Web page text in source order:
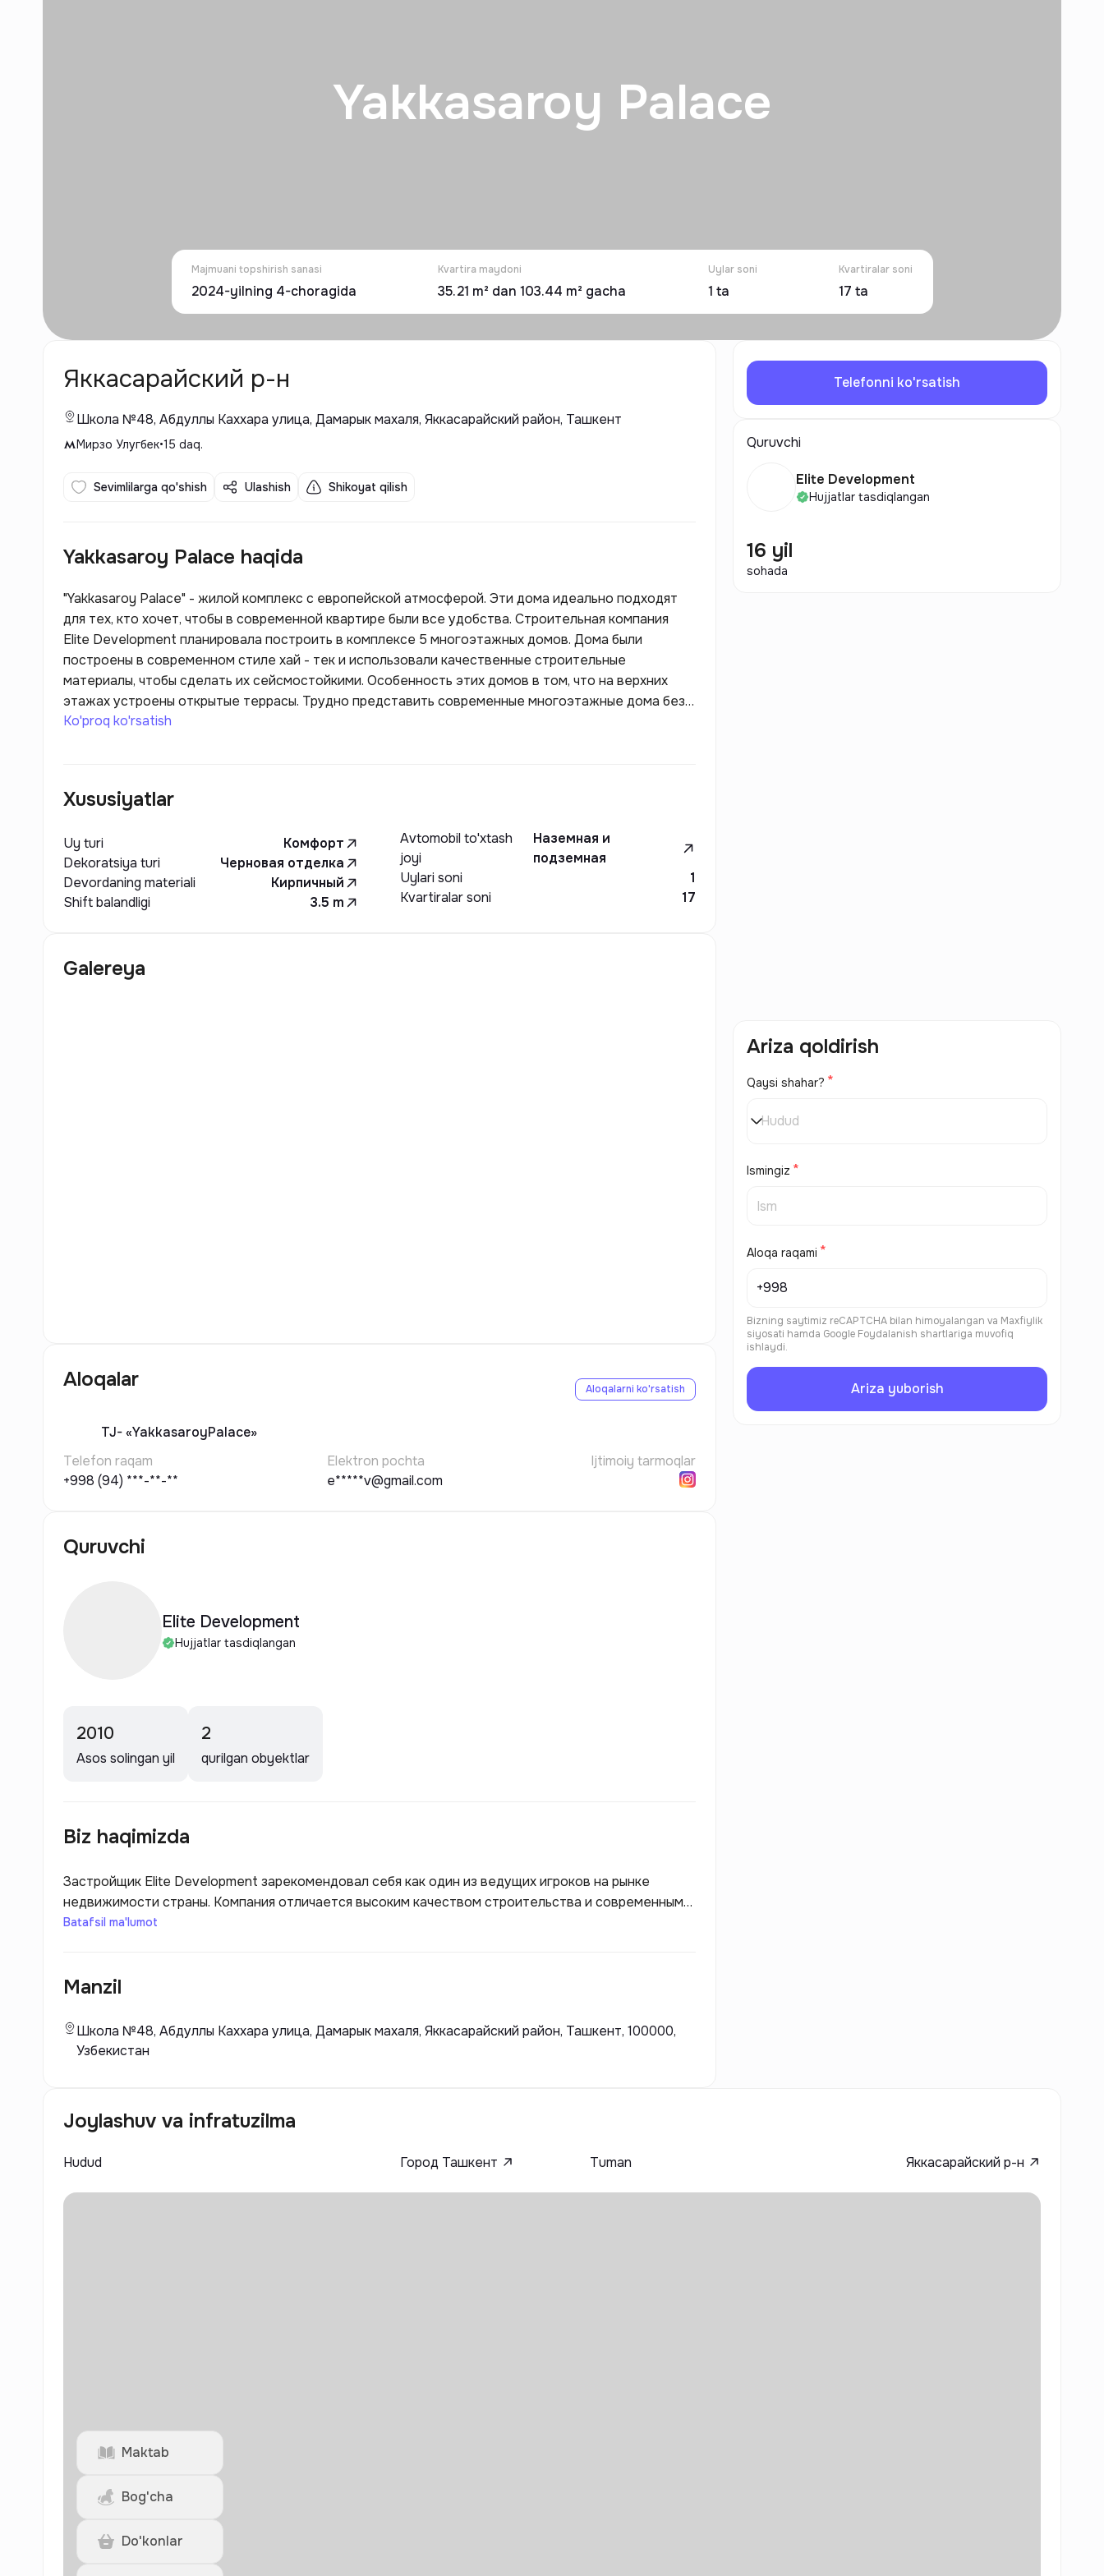
Yakkasaroy Palace
Majmuani topshirish sanasi
2024-yilning 4-choragida
Kvartira maydoni
35.21 m² dan 103.44 m² gacha
Uylar soni
1 ta
Kvartiralar soni
17 ta
Яккасарайский р-н
Школа №48, Абдуллы Каххара улица, Дамарык махаля, Яккасарайский район, Ташкент
Мирзо Улугбек•15 daq.
Sevimlilarga qo'shish Ulashish Shikoyat qilish
Yakkasaroy Palace haqida
"Yakkasaroy Palace" - жилой комплекс с европейской атмосферой. Эти дома идеально подходят
для тех, кто хочет, чтобы в современной квартире были все удобства. Строительная компания
Elite Development планировала построить в комплексе 5 многоэтажных домов. Дома были
построены в современном стиле хай - тек и использовали качественные строительные
материалы, чтобы сделать их сейсмостойкими. Особенность этих домов в том, что на верхних
этажах устроены открытые террасы. Трудно представить современные многоэтажные дома без
лифтов. В каждом доме установлены качественные и бесшумные лифты.
Ko'proq ko'rsatish
Xususiyatlar
Uy turi
Комфорт
Dekoratsiya turi
Черновая отделка
Devordaning materiali
Кирпичный
Shift balandligi
3.5 m
Avtomobil to'xtash
joyi
Наземная и
подземная
Uylari soni
1
Kvartiralar soni
17
Galereya
Aloqalar Aloqalarni ko'rsatish
TJ-«YakkasaroyPalace»
Telefon raqam
+998 (94) ***-**-**
Elektron pochta
e*****v@gmail.com
Ijtimoiy tarmoqlar
Quruvchi
Elite Development
Hujjatlar tasdiqlangan
2010
Asos solingan yil
2
qurilgan obyektlar
Biz haqimizda
Застройщик Elite Development зарекомендовал себя как один из ведущих игроков на рынке
недвижимости страны. Компания отличается высоким качеством строительства и современными
проектами, которые отвечают последним тенденциям в архитектуре и дизайне. Elite Development
Batafsil ma'lumot
Manzil
Школа №48, Абдуллы Каххара улица, Дамарык махаля, Яккасарайский район, Ташкент, 100000,
Узбекистан
Telefonni ko'rsatish
Quruvchi
Elite Development
Hujjatlar tasdiqlangan
16 yil
sohada
Ariza qoldirish
Qaysi shahar?
Hudud
Ismingiz
Aloqa raqami
Bizning saytimiz reCAPTCHA bilan himoyalangan va Maxfiylik
siyosati hamda Google Foydalanish shartlariga muvofiq
ishlaydi.
Ariza yuborish
Joylashuv va infratuzilma
Hudud Город Ташкент Tuman Яккасарайский р-н
Maktab
Bog'cha
Do'konlar